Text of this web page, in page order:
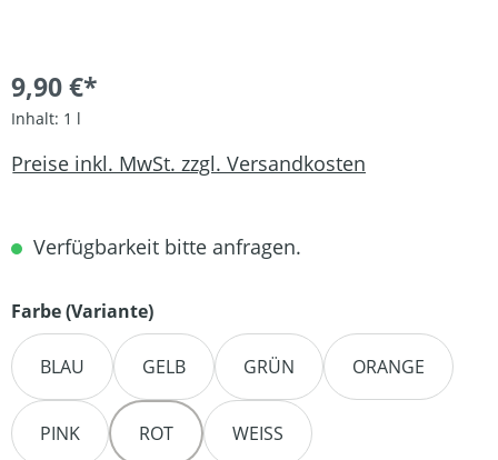
9,90 €*
Inhalt: 1 l
Preise inkl. MwSt. zzgl. Versandkosten
Verfügbarkeit bitte anfragen.
Farbe (Variante)auswählen
BLAU GELB GRÜN ORANGE
PINK ROT WEISS